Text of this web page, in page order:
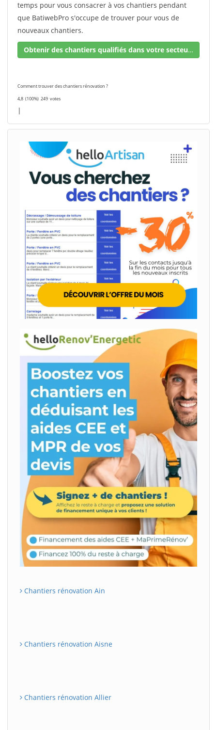
temps pour vous consacrer à vos chantiers pendant
que BatiwebPro s'occupe de trouver pour vous de
nouveaux chantiers.
Obtenir des chantiers qualifiés dans votre secteur !
Comment trouver des chantiers rénovation ?
4,8 (100%) 249 votes
|
Chantiers rénovation Ain
Chantiers rénovation Aisne
Chantiers rénovation Allier